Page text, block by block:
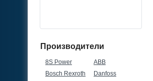
Производители
8S Power
ABB
Bosch Rexroth
Danfoss